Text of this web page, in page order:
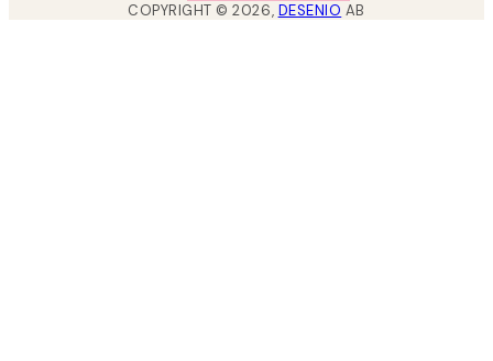
COPYRIGHT ©2026, DESENIO AB